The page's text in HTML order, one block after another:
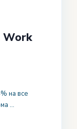
Work
на все
...